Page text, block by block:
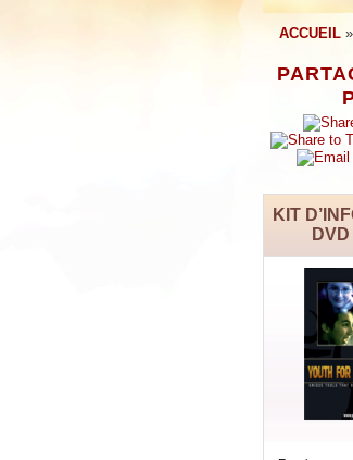
ACCUEIL »
KIT